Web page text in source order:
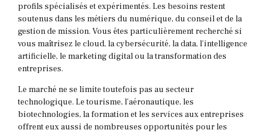
profils spécialisés et expérimentés. Les besoins restent
soutenus dans les métiers du numérique, du conseil et de la
gestion de mission. Vous êtes particulièrement recherché si
vous maîtrisez le cloud, la cybersécurité, la data, l’intelligence
artificielle, le marketing digital ou la transformation des
entreprises.
Le marché ne se limite toutefois pas au secteur
technologique. Le tourisme, l’aéronautique, les
biotechnologies, la formation et les services aux entreprises
offrent eux aussi de nombreuses opportunités pour les